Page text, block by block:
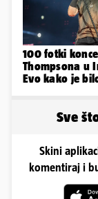
100 fotki
Thompsona u
Evo kako je
Sve
Skini
komentiraj i